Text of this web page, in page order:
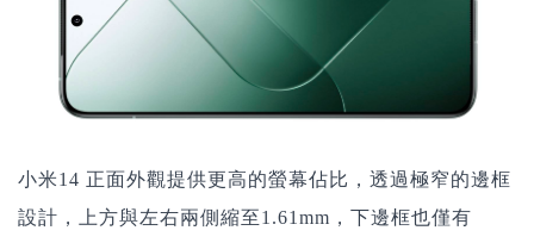
小米14 正面外觀提供更高的螢幕佔比，透過極窄的邊框
設計，上方與左右兩側縮至1.61mm，下邊框也僅有